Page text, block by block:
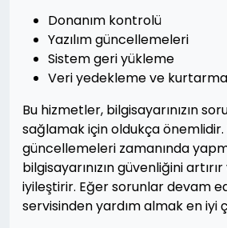
Donanım kontrolü
Yazılım güncellemeleri
Sistem geri yükleme
Veri yedekleme ve kurtarma
Bu hizmetler, bilgisayarınızın
sağlamak için oldukça önemlidir.
güncellemeleri zamanında
bilgisayarınızın güvenliğini
iyileştirir. Eğer sorunlar devam
servisinden yardım almak en iyi